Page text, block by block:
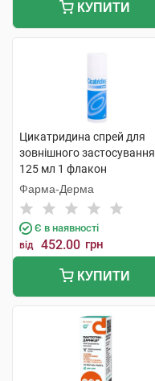
КУПИТИ
Цикатридина спрей для
зовнішного застосування
125 мл 1 флакон
Фарма-Дерма
Є в наявності
від 452.00 грн
КУПИТИ